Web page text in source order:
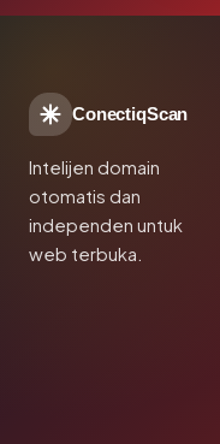
ConectiqScan
Intelijen domain
otomatis dan
independen untuk
web terbuka.